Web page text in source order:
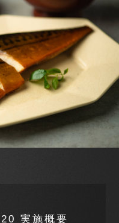
実施概要